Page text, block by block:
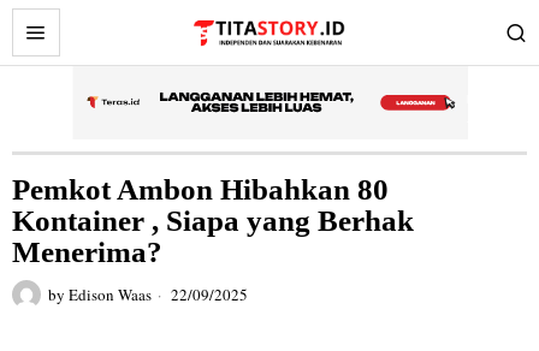
Pemkot Ambon Hibahkan 80
Kontainer , Siapa yang Berhak
Menerima?
by Edison Waas 22/09/2025